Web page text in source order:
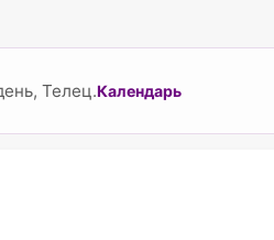
Телец.Календарь